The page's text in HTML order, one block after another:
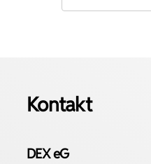
Kontakt
DEX eG